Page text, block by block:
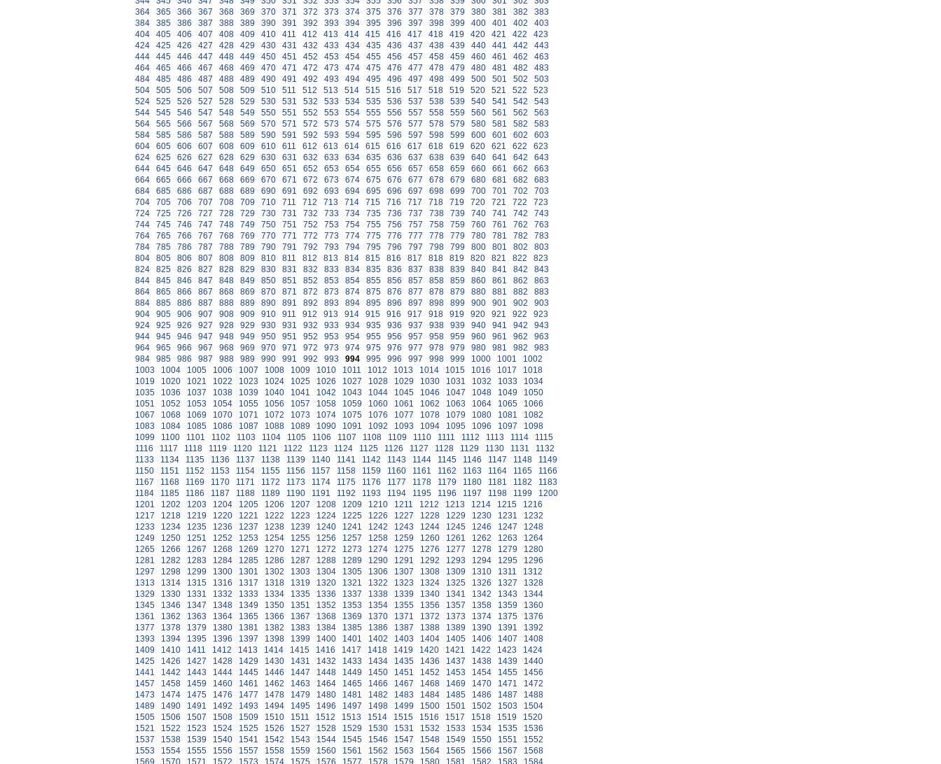
364
365 366 367 368 369 370 371 372 373 374 375 376 377 378 379 380 381 382
383
384
385 386 387 388 389 390 391 392 393 394 395 396 397 398 399 400 401 402
403
404
405 406 407 408 409 410 411 412 413 414 415 416 417 418 419 420 421 422
423
424
425 426 427 428 429 430 431 432 433 434 435 436 437 438 439 440 441 442
443
444
445 446 447 448 449 450 451 452 453 454 455 456 457 458 459 460 461 462
463
464
465 466 467 468 469 470 471 472 473 474 475 476 477 478 479 480 481 482
483
484
485 486 487 488 489 490 491 492 493 494 495 496 497 498 499 500 501 502
503
504
505 506 507 508 509 510 511 512 513 514 515 516 517 518 519 520 521 522
523
524
525 526 527 528 529 530 531 532 533 534 535 536 537 538 539 540 541 542
543
544
545 546 547 548 549 550 551 552 553 554 555 556 557 558 559 560 561 562
563
564
565 566 567 568 569 570 571 572 573 574 575 576 577 578 579 580 581 582
583
584
585 586 587 588 589 590 591 592 593 594 595 596 597 598 599 600 601 602
603
604
605 606 607 608 609 610 611 612 613 614 615 616 617 618 619 620 621 622
623
624
625 626 627 628 629 630 631 632 633 634 635 636 637 638 639 640 641 642
643
644
645 646 647 648 649 650 651 652 653 654 655 656 657 658 659 660 661 662
663
664
665 666 667 668 669 670 671 672 673 674 675 676 677 678 679 680 681 682
683
684
685 686 687 688 689 690 691 692 693 694 695 696 697 698 699 700 701 702
703
704
705 706 707 708 709 710 711 712 713 714 715 716 717 718 719 720 721 722
723
724
725 726 727 728 729 730 731 732 733 734 735 736 737 738 739 740 741 742
743
744
745 746 747 748 749 750 751 752 753 754 755 756 757 758 759 760 761 762
763
764
765 766 767 768 769 770 771 772 773 774 775 776 777 778 779 780 781 782
783
784
785 786 787 788 789 790 791 792 793 794 795 796 797 798 799 800 801 802
803
804
805 806 807 808 809 810 811 812 813 814 815 816 817 818 819 820 821 822
823
824
825 826 827 828 829 830 831 832 833 834 835 836 837 838 839 840 841 842
843
844
845 846 847 848 849 850 851 852 853 854 855 856 857 858 859 860 861 862
863
864
865 866 867 868 869 870 871 872 873 874 875 876 877 878 879 880 881 882
883
884
885 886 887 888 889 890 891 892 893 894 895 896 897 898 899 900 901 902
903
904
905 906 907 908 909 910 911 912 913 914 915 916 917 918 919 920 921 922
923
924
925 926 927 928 929 930 931 932 933 934 935 936 937 938 939 940 941 942
943
944
945 946 947 948 949 950 951 952 953 954 955 956 957 958 959 960 961 962
963
964
965 966 967 968 969 970 971 972 973 974 975 976 977 978 979 980 981 982
983
984
985 986 987 988 989 990 991 992 993 994 995 996 997 998 999 1000 1001
1002
1003
1004 1005 1006 1007 1008 1009 1010 1011 1012 1013 1014 1015 1016 1017
1018
1019
1020 1021 1022 1023 1024 1025 1026 1027 1028 1029 1030 1031 1032 1033
1034
1035
1036 1037 1038 1039 1040 1041 1042 1043 1044 1045 1046 1047 1048 1049
1050
1051
1052 1053 1054 1055 1056 1057 1058 1059 1060 1061 1062 1063 1064 1065
1066
1067
1068 1069 1070 1071 1072 1073 1074 1075 1076 1077 1078 1079 1080 1081
1082
1083
1084 1085 1086 1087 1088 1089 1090 1091 1092 1093 1094 1095 1096 1097
1098
1099
1100 1101 1102 1103 1104 1105 1106 1107 1108 1109 1110 1111 1112 1113 1114
1115
1116
1117 1118 1119 1120 1121 1122 1123 1124 1125 1126 1127 1128 1129 1130 1131
1132
1133
1134 1135 1136 1137 1138 1139 1140 1141 1142 1143 1144 1145 1146 1147 1148
1149
1150
1151 1152 1153 1154 1155 1156 1157 1158 1159 1160 1161 1162 1163 1164 1165
1166
1167
1168 1169 1170 1171 1172 1173 1174 1175 1176 1177 1178 1179 1180 1181 1182
1183
1184
1185 1186 1187 1188 1189 1190 1191 1192 1193 1194 1195 1196 1197 1198 1199
1200
1201
1202 1203 1204 1205 1206 1207 1208 1209 1210 1211 1212 1213 1214 1215
1216
1217
1218 1219 1220 1221 1222 1223 1224 1225 1226 1227 1228 1229 1230 1231
1232
1233
1234 1235 1236 1237 1238 1239 1240 1241 1242 1243 1244 1245 1246 1247
1248
1249
1250 1251 1252 1253 1254 1255 1256 1257 1258 1259 1260 1261 1262 1263
1264
1265
1266 1267 1268 1269 1270 1271 1272 1273 1274 1275 1276 1277 1278 1279
1280
1281
1282 1283 1284 1285 1286 1287 1288 1289 1290 1291 1292 1293 1294 1295
1296
1297
1298 1299 1300 1301 1302 1303 1304 1305 1306 1307 1308 1309 1310 1311
1312
1313
1314 1315 1316 1317 1318 1319 1320 1321 1322 1323 1324 1325 1326 1327
1328
1329
1330 1331 1332 1333 1334 1335 1336 1337 1338 1339 1340 1341 1342 1343
1344
1345
1346 1347 1348 1349 1350 1351 1352 1353 1354 1355 1356 1357 1358 1359
1360
1361
1362 1363 1364 1365 1366 1367 1368 1369 1370 1371 1372 1373 1374 1375
1376
1377
1378 1379 1380 1381 1382 1383 1384 1385 1386 1387 1388 1389 1390 1391
1392
1393
1394 1395 1396 1397 1398 1399 1400 1401 1402 1403 1404 1405 1406 1407
1408
1409
1410 1411 1412 1413 1414 1415 1416 1417 1418 1419 1420 1421 1422 1423
1424
1425
1426 1427 1428 1429 1430 1431 1432 1433 1434 1435 1436 1437 1438 1439
1440
1441
1442 1443 1444 1445 1446 1447 1448 1449 1450 1451 1452 1453 1454 1455
1456
1457
1458 1459 1460 1461 1462 1463 1464 1465 1466 1467 1468 1469 1470 1471
1472
1473
1474 1475 1476 1477 1478 1479 1480 1481 1482 1483 1484 1485 1486 1487
1488
1489
1490 1491 1492 1493 1494 1495 1496 1497 1498 1499 1500 1501 1502 1503
1504
1505
1506 1507 1508 1509 1510 1511 1512 1513 1514 1515 1516 1517 1518 1519
1520
1521
1522 1523 1524 1525 1526 1527 1528 1529 1530 1531 1532 1533 1534 1535
1536
1537
1538 1539 1540 1541 1542 1543 1544 1545 1546 1547 1548 1549 1550 1551
1552
1553
1554 1555 1556 1557 1558 1559 1560 1561 1562 1563 1564 1565 1566 1567
1568
1569
1570 1571 1572 1573 1574 1575 1576 1577 1578 1579 1580 1581 1582 1583 1584